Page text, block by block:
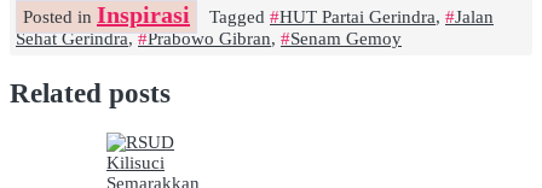
Posted in Inspirasi Tagged HUT Partai Gerindra,
Jalan
Sehat Gerindra, Prabowo Gibran, Senam Gemoy
Related posts